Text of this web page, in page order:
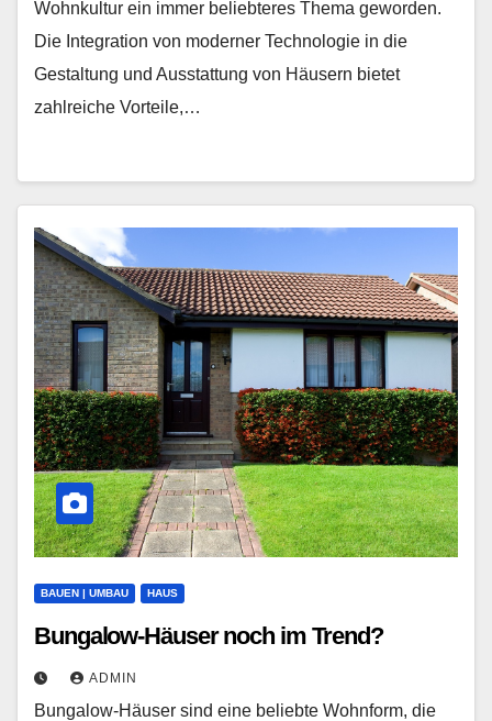
Wohnkultur ein immer beliebteres Thema geworden.
Die Integration von moderner Technologie in die
Gestaltung und Ausstattung von Häusern bietet
zahlreiche Vorteile,…
BAUEN | UMBAU HAUS
Bungalow-Häuser noch im Trend?
ADMIN
Bungalow-Häuser sind eine beliebte Wohnform, die